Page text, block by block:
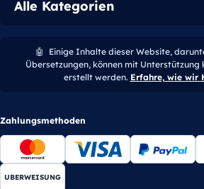
Alle Kategorien
🤖
Einige Inhalte dieser Website,
Übersetzungen, können mit
erstellt werden. Erfahre, wie wir
Zahlungsmethoden
UBERWEISUNG